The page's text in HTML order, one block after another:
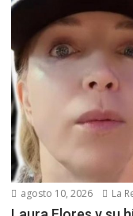
agosto 10, 2026 La